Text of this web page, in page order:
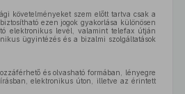
követelményeket szem előtt tartva csak a
ezen jogok gyakorlása különösen
elektronikus levél, valamint telefax útján
ügyintézés és a bizalmi szolgáltatások
és olvasható formában, lényegre
elektronikus úton, illetve az érintett